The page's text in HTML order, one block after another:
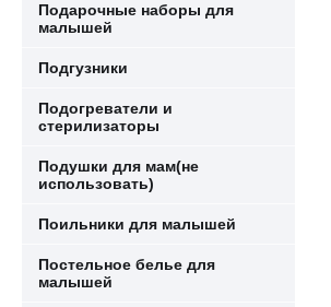
Подарочные наборы для
малышей
Подгузники
Подогреватели и
стерилизаторы
Подушки для мам(не
использовать)
Поильники для малышей
Постельное белье для
малышей